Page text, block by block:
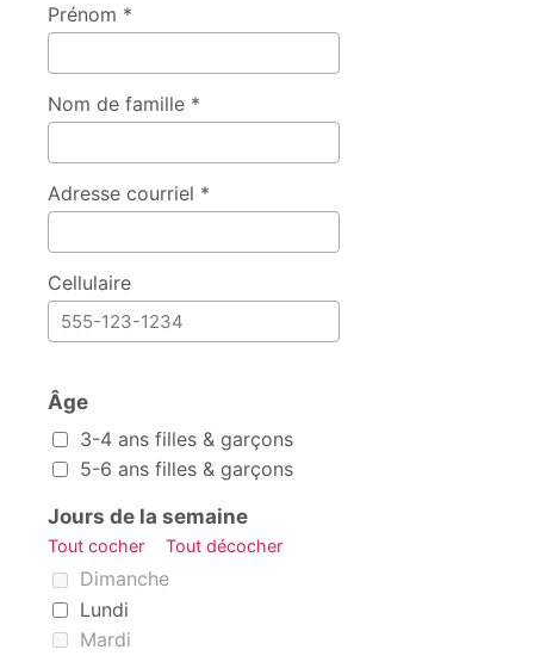
Prénom *
Nom de famille *
Adresse courriel *
Cellulaire
Âge
Âge
3-4 ans filles & garçons
5-6 ans filles & garçons
Jours de la semaine
Tout cocher Tout décocher
Jours de la semaine
Dimanche
Lundi
Mardi